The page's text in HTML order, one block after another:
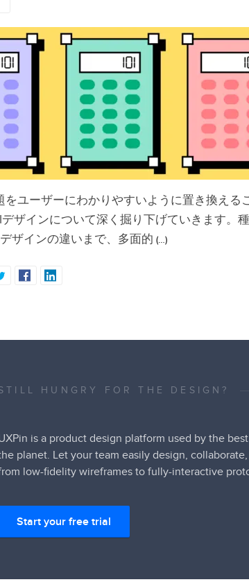
をユーザーにわかりやすいように置き換える
ザインについて深く掘り下げていきます。
ザインの違いまで、多面的 (…)
HUNGRY FOR THE DESIGN?
is a product design platform used by the
planet. Let your team easily design,
low-fidelity wireframes to fully-interactive
Start your free trial